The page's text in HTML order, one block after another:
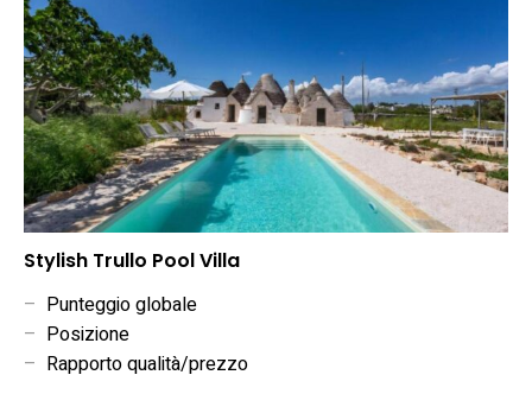
Stylish Trullo Pool Villa
– Punteggio globale
– Posizione
– Rapporto qualità/prezzo